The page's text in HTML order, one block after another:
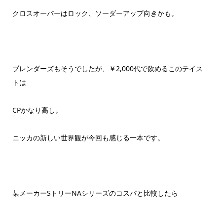
クロスオーバーはロック、ソーダーアップ向きかも。
ブレンダーズもそうでしたが、￥2,000代で飲めるこのテイス
トは
CPかなり高し。
ニッカの新しい世界観が今回も感じる一本です。
某メーカーSトリーNAシリーズのコスパと比較したら